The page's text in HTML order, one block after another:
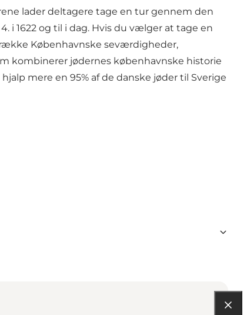
lader deltagere tage en tur gennem den
i 1622 og til i dag. Hvis du vælger at tage en
Københavnske seværdigheder,
kombinerer jødernes københavnske historie
mere en 95% af de danske jøder til Sverige